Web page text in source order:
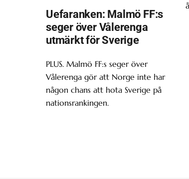
Uefaranken: Malmö FF:s
seger över Vålerenga
utmärkt för Sverige
PLUS. Malmö FF:s seger över
Vålerenga gör att Norge inte har
någon chans att hota Sverige på
nationsrankingen.